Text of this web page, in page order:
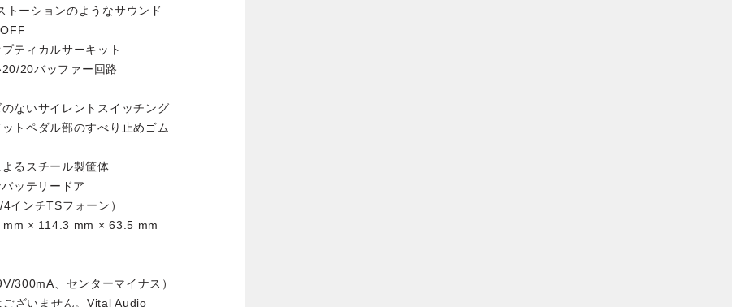
トーションのようなサウンド
ティカルサーキット
20バッファー回路
ないサイレントスイッチング
トペダル部のすべり止めゴム
るスチール製筐体
ッテリードア
インチTSフォーン）
mm × 114.3 mm × 63.5 mm
300mA、センターマイナス）
ざいません。Vital Audio